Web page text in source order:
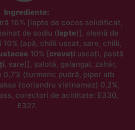
Ingrediente:
16% [lapte de cocos solidificat,
de sodiu (lapte)], oleină de
(apă, chilli uscat, sare, chilli,
10% [creveți uscați, pastă
, sare)], șalotă, galangal, zahăr,
0,7% (turmeric pudră, piper alb
(coriandru vietnamez) 0,2%,
corectori de aciditate: E330,
E327.